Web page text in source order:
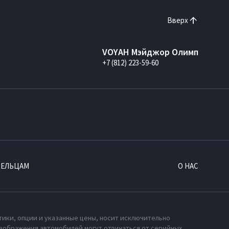
Вверх
VOYAH Мэйджор Олимп
+7 (812) 223-59-60
О НАС
опции и указанные цены, носит исключительно